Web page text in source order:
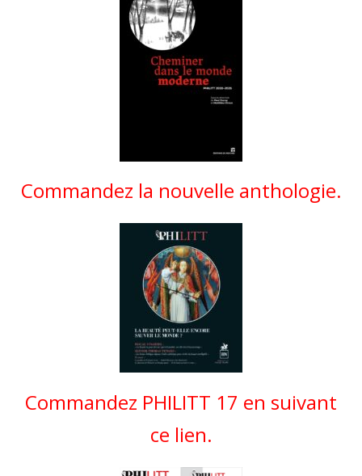
Commandez la nouvelle anthologie.
Commandez PHILITT 17 en suivant
ce lien.